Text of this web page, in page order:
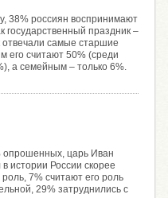
38% россиян воспринимают
государственный праздник –
отвечали самые старшие
его считают 50% (среди
а семейным – только 6%.
царь Иван
истории России скорее
7% считают его роль
29% затруднились с